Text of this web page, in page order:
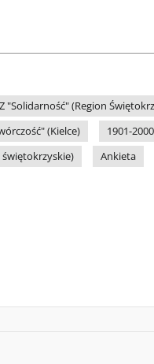
"Solidarność" (Region
(Kielce)
1901-2000
świętokrzyskie) Ankieta